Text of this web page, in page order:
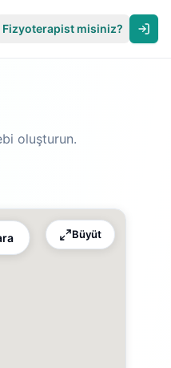
Fizyoterapist misiniz?
oluşturun.
Büyüt